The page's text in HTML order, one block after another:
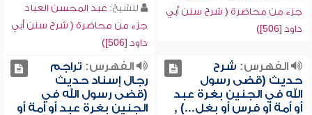
جزء من محاضرة ( شرح سنن أبي
داود [506])
للشيخ: عبد المحسن العباد
جزء من محاضرة ( شرح سنن أبي
داود [506])
الفهرس: شرح
حديث (قضى رسول
الله في الجنين بغرة عبد
أو أمة أو فرس أو بغل...) ,
الفهرس: تراجم
رجال إسناد حديث
(قضى رسول الله في
الجنين بغرة عبد أو أمة أو